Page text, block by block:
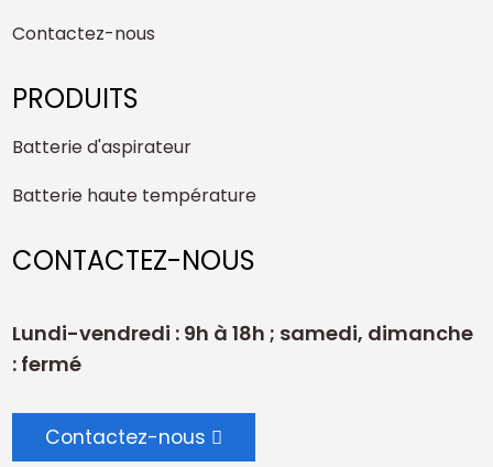
Contactez-nous
PRODUITS
Batterie d'aspirateur
Batterie haute température
CONTACTEZ-NOUS
Lundi-vendredi : 9h à 18h ; samedi, dimanche
: fermé
Contactez-nous